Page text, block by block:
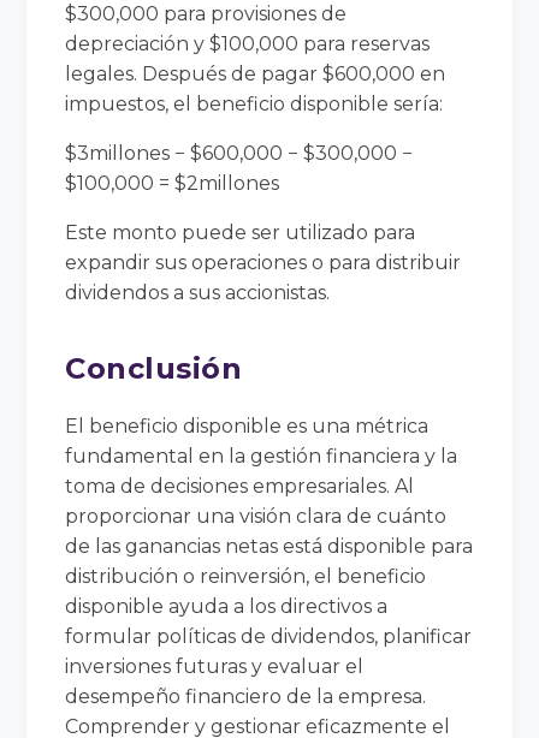
$300,000 para provisiones de
depreciación y $100,000 para reservas
legales. Después de pagar $600,000 en
impuestos, el beneficio disponible sería:
$3millones − $600,000 − $300,000 −
$100,000 = $2millones
Este monto puede ser utilizado para
expandir sus operaciones o para distribuir
dividendos a sus accionistas.
Conclusión
El beneficio disponible es una métrica
fundamental en la gestión financiera y la
toma de decisiones empresariales. Al
proporcionar una visión clara de cuánto
de las ganancias netas está disponible para
distribución o reinversión, el beneficio
disponible ayuda a los directivos a
formular políticas de dividendos, planificar
inversiones futuras y evaluar el
desempeño financiero de la empresa.
Comprender y gestionar eficazmente el